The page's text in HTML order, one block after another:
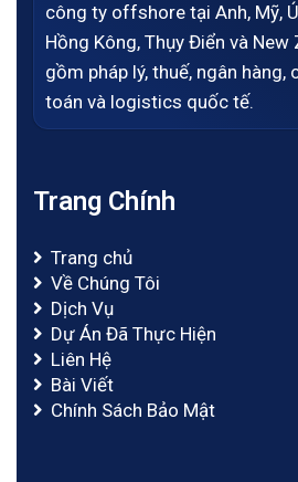
công ty offshore tại Anh, Mỹ,
Hồng Kông, Thụy Điển và New
gồm pháp lý, thuế, ngân hàng,
toán và logistics quốc tế.
Trang Chính
Trang chủ
Về Chúng Tôi
Dịch Vụ
Dự Án Đã Thực Hiện
Liên Hệ
Bài Viết
Chính Sách Bảo Mật